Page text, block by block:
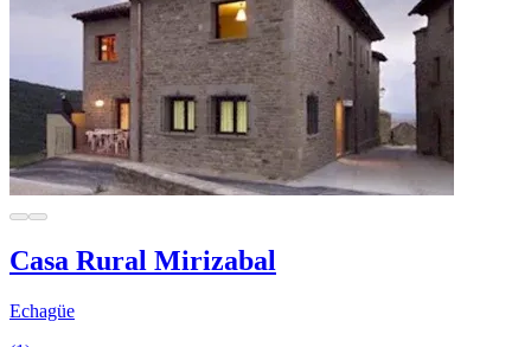
Casa Rural Mirizabal
Echagüe